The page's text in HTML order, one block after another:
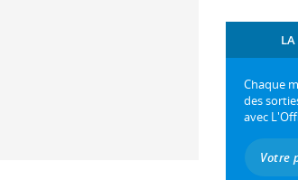
LA
Chaque
des
avec